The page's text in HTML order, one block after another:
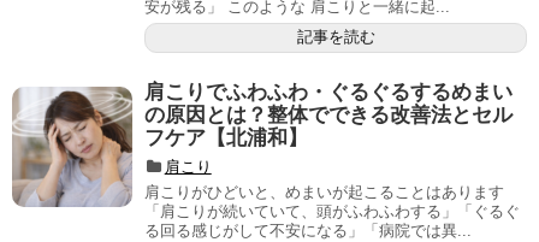
安が残る」 このような 肩こりと一緒に起...
記事を読む
肩こりでふわふわ・ぐるぐるするめまい
の原因とは？整体でできる改善法とセル
フケア【北浦和】
肩こり
肩こりがひどいと、めまいが起こることはあります
「肩こりが続いていて、頭がふわふわする」「ぐるぐ
る回る感じがして不安になる」「病院では異...